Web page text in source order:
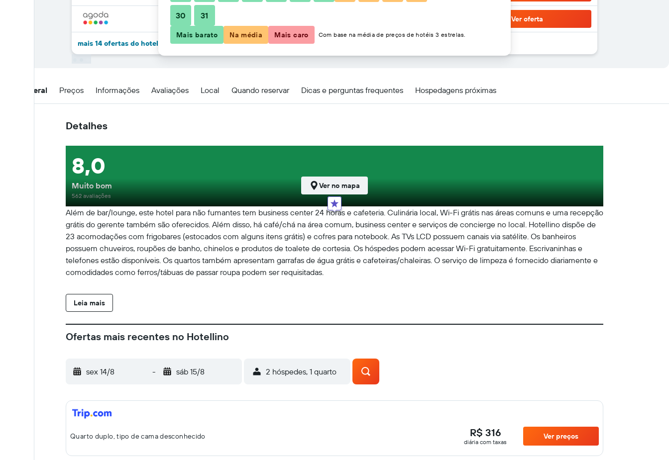
Ver oferta
mais 14 ofertas do hotel Hotellino
Visão geral Preços Informações Avaliações Local Quando reservar Dicas e perguntas frequentes Hospedagens próximas
Detalhes
Além de bar/lounge, este hotel para não fumantes tem business center 24 horas e cafeteria. Culinária local, Wi-Fi grátis nas áreas comuns e uma recepção
grátis do gerente também são oferecidos. Além disso, há café/chá na área comum, business center e serviços de concierge no local. Hotellino dispõe de
23 acomodações com frigobares (estocados com alguns itens grátis) e cofres para notebook. As TVs LCD possuem canais via satélite. Os banheiros
possuem chuveiros, roupões de banho, chinelos e produtos de toalete de cortesia. Os hóspedes podem acessar Wi-Fi gratuitamente. Escrivaninhas e
telefones estão disponíveis. Os quartos também apresentam garrafas de água grátis e cafeteiras/chaleiras. O serviço de limpeza é fornecido diariamente e
comodidades como ferros/tábuas de passar roupa podem ser requisitadas.
Leia mais
8,0
Muito bom
562 avaliações
Ver no mapa
Ofertas mais recentes no Hotellino
sex 14/8 - sáb 15/8 2 hóspedes, 1 quarto
Quarto duplo, tipo de cama desconhecido R$ 316
diária com taxas
Ver preços
30 31
Mais barato Na média Mais caro Com base na média de preços de hotéis 3 estrelas.